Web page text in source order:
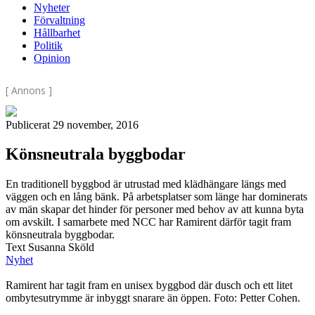
Nyheter
Förvaltning
Hållbarhet
Politik
Opinion
[ Annons ]
Publicerat 29 november, 2016
Könsneutrala byggbodar
En traditionell byggbod är utrustad med klädhängare längs med
väggen och en lång bänk. På arbetsplatser som länge har dominerats
av män skapar det hinder för personer med behov av att kunna byta
om avskilt. I samarbete med NCC har Ramirent därför tagit fram
könsneutrala byggbodar.
Text Susanna Sköld
Nyhet
Ramirent har tagit fram en unisex byggbod där dusch och ett litet
ombytesutrymme är inbyggt snarare än öppen. Foto: Petter Cohen.